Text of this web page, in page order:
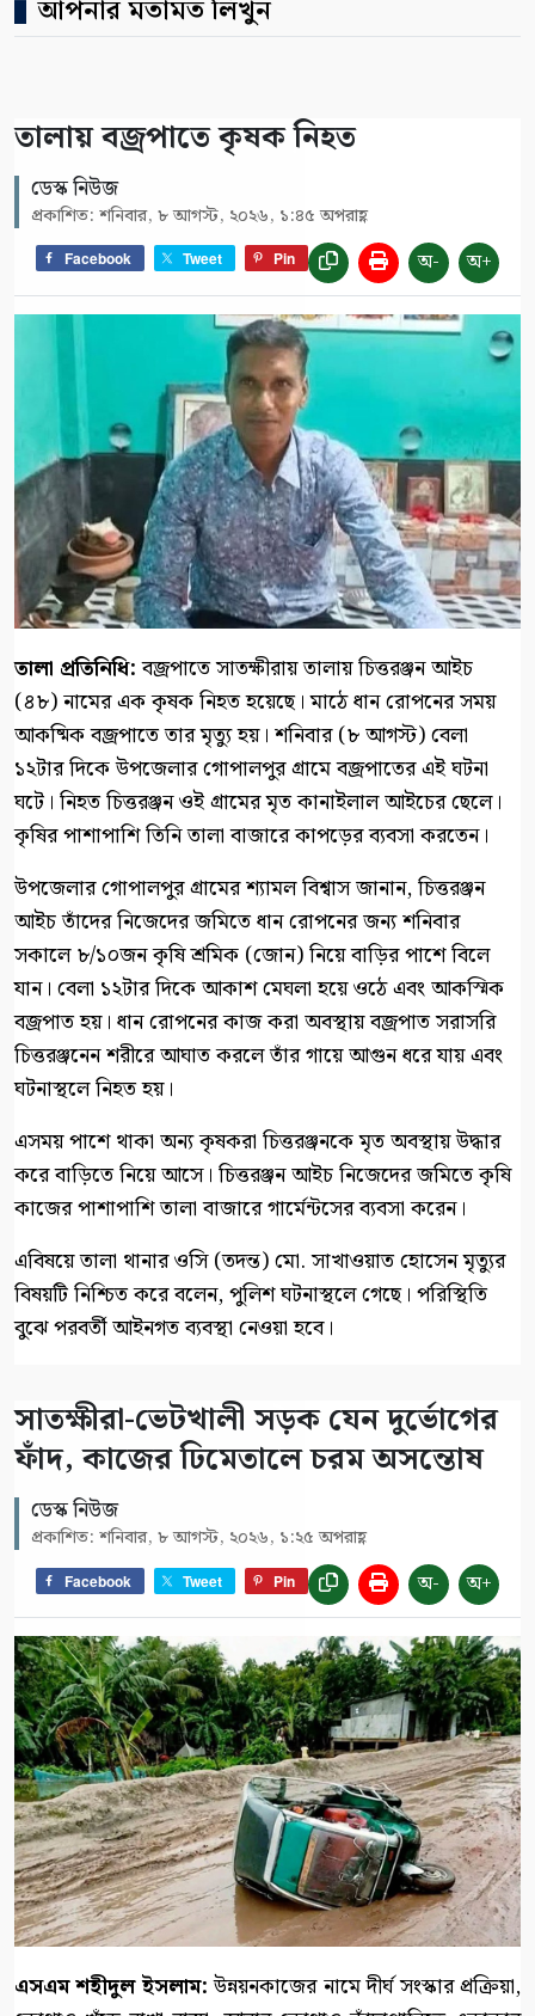
আপনার মতামত লিখুন
তালায় বজ্রপাতে কৃষক নিহত
ডেস্ক নিউজ
প্রকাশিত: শনিবার, ৮ আগস্ট, ২০২৬, ১:৪৫ অপরাহ্ণ
Facebook Tweet Pin অ- অ+
‎তালা প্রতিনিধি:‎বজ্রপাতে সাতক্ষীরায় তালায় চিত্তরঞ্জন আইচ
(৪৮) নামের এক কৃষক নিহত হয়েছে। মাঠে ধান রোপনের সময়
আকষ্মিক বজ্রপাতে তার মৃত্যু হয়। শনিবার (৮ আগস্ট) বেলা
১২টার দিকে উপজেলার গোপালপুর গ্রামে বজ্রপাতের এই ঘটনা
ঘটে। নিহত চিত্তরঞ্জন ওই গ্রামের মৃত কানাইলাল আইচের ছেলে।
কৃষির পাশাপাশি তিনি তালা বাজারে কাপড়ের ব্যবসা করতেন।
‎উপজেলার গোপালপুর গ্রামের শ্যামল বিশ্বাস জানান, চিত্তরঞ্জন
আইচ তাঁদের নিজেদের জমিতে ধান রোপনের জন্য শনিবার
সকালে ৮/১০জন কৃষি শ্রমিক (জোন) নিয়ে বাড়ির পাশে বিলে
যান। বেলা ১২টার দিকে আকাশ মেঘলা হয়ে ওঠে এবং আকস্মিক
বজ্রপাত হয়। ধান রোপনের কাজ করা অবস্থায় বজ্রপাত সরাসরি
চিত্তরঞ্জনেন শরীরে আঘাত করলে তাঁর গায়ে আগুন ধরে যায় এবং
ঘটনাস্থলে নিহত হয়।
এসময় পাশে থাকা অন্য কৃষকরা চিত্তরঞ্জনকে মৃত অবস্থায় উদ্ধার
করে বাড়িতে নিয়ে আসে। চিত্তরঞ্জন আইচ নিজেদের জমিতে কৃষি
কাজের পাশাপাশি তালা বাজারে গার্মেন্টসের ব্যবসা করেন।
‎এবিষয়ে তালা থানার ওসি (তদন্ত) মো. সাখাওয়াত হোসেন মৃত্যুর
বিষয়টি নিশ্চিত করে বলেন, পুলিশ ঘটনাস্থলে গেছে। পরিস্থিতি
বুঝে পরবর্তী আইনগত ব্যবস্থা নেওয়া হবে।
সাতক্ষীরা-ভেটখালী সড়ক যেন দুর্ভোগের
ফাঁদ, কাজের ঢিমেতালে চরম অসন্তোষ
ডেস্ক নিউজ
প্রকাশিত: শনিবার, ৮ আগস্ট, ২০২৬, ১:২৫ অপরাহ্ণ
Facebook Tweet Pin অ- অ+
এসএম শহীদুল ইসলাম:​উন্নয়নকাজের নামে দীর্ঘ সংস্কার প্রক্রিয়া,